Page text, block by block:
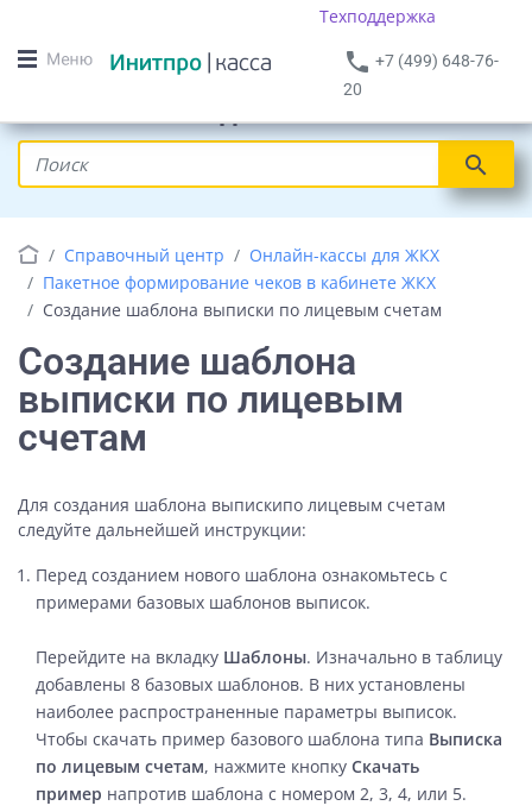
Техподдержка
phone +7 (499) 648-76-
20
search
Справочный центр
Онлайн-кассы для ЖКХ
Пакетное формирование чеков в кабинете ЖКХ
Создание шаблона выписки по лицевым счетам
Создание шаблона
выписки по лицевым
счетам
Для создания шаблона выпискипо лицевым счетам
следуйте дальнейшей инструкции:
Перед созданием нового шаблона ознакомьтесь с
примерами базовых шаблонов выписок.
Перейдите на вкладку Шаблоны. Изначально в таблицу
добавлены 8 базовых шаблонов. В них установлены
наиболее распространенные параметры выписок.
Чтобы скачать пример базового шаблона типа Выписка
по лицевым счетам, нажмите кнопку Скачать
пример напротив шаблона с номером 2, 3, 4, или 5.